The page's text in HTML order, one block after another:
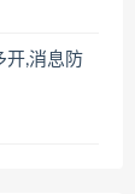
,消息防